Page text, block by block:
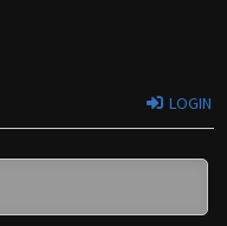
LOGIN